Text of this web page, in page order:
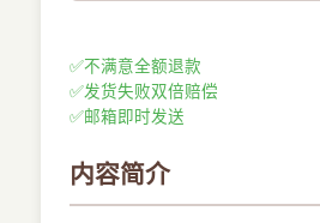
✅不满意全额退款
✅发货失败双倍赔偿
✅邮箱即时发送
内容简介